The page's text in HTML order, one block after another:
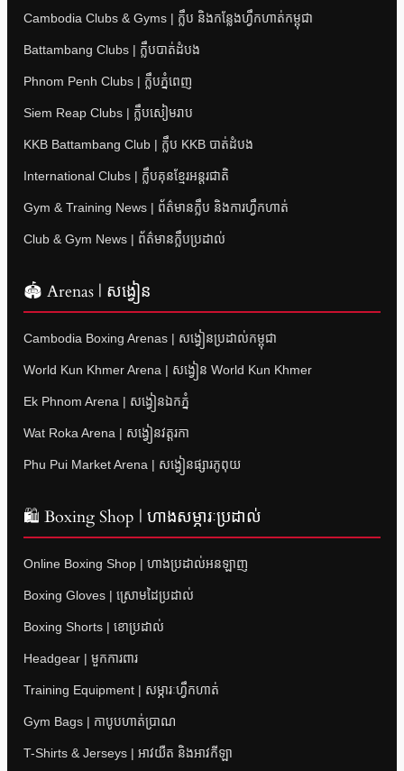
Cambodia Clubs & Gyms | ក្លឹប និងកន្លែងហ្វឹកហាត់កម្ពុជា
Battambang Clubs | ក្លឹបបាត់ដំបង
Phnom Penh Clubs | ក្លឹបភ្នំពេញ
Siem Reap Clubs | ក្លឹបសៀមរាប
KKB Battambang Club | ក្លឹប KKB បាត់ដំបង
International Clubs | ក្លឹបគុនខ្មែរអន្តរជាតិ
Gym & Training News | ព័ត៌មានក្លឹប និងការហ្វឹកហាត់
Club & Gym News | ព័ត៌មានក្លឹបប្រដាល់
🏟 Arenas | សង្វៀន
Cambodia Boxing Arenas | សង្វៀនប្រដាល់កម្ពុជា
World Kun Khmer Arena | សង្វៀន World Kun Khmer
Ek Phnom Arena | សង្វៀនឯកភ្នំ
Wat Roka Arena | សង្វៀនវត្តរកា
Phu Pui Market Arena | សង្វៀនផ្សារភូពុយ
🛍 Boxing Shop | ហាងសម្ភារៈប្រដាល់
Online Boxing Shop | ហាងប្រដាល់អនឡាញ
Boxing Gloves | ស្រោមដៃប្រដាល់
Boxing Shorts | ខោប្រដាល់
Headgear | មួកការពារ
Training Equipment | សម្ភារៈហ្វឹកហាត់
Gym Bags | កាបូបហាត់ប្រាណ
T-Shirts & Jerseys | អាវយឺត និងអាវកីឡា